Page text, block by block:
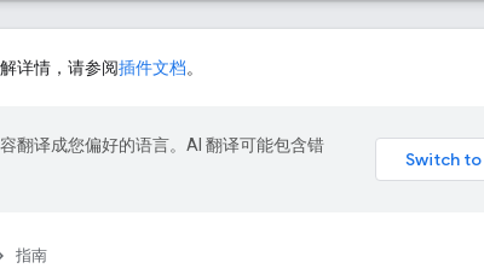
详情，请参阅插件文档。
翻译成您偏好的语言。AI 翻译可能包含错
指南